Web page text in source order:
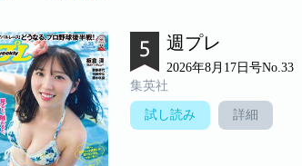
週プレ
2026年8月17日号No.33
集英社
試し読み 詳細